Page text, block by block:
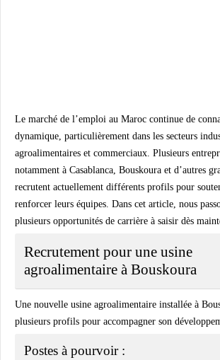
Le marché de l’emploi au Maroc continue de
dynamique, particulièrement dans les secteurs
agroalimentaires et commerciaux. Plusieurs
notamment à Casablanca, Bouskoura et d’autres
recrutent actuellement différents profils pour
renforcer leurs équipes. Dans cet article, nous
plusieurs opportunités de carrière à saisir dès
Recrutement pour une usine
agroalimentaire à Bouskoura
Une nouvelle usine agroalimentaire installée à
plusieurs profils pour accompagner son
Postes à pourvoir :